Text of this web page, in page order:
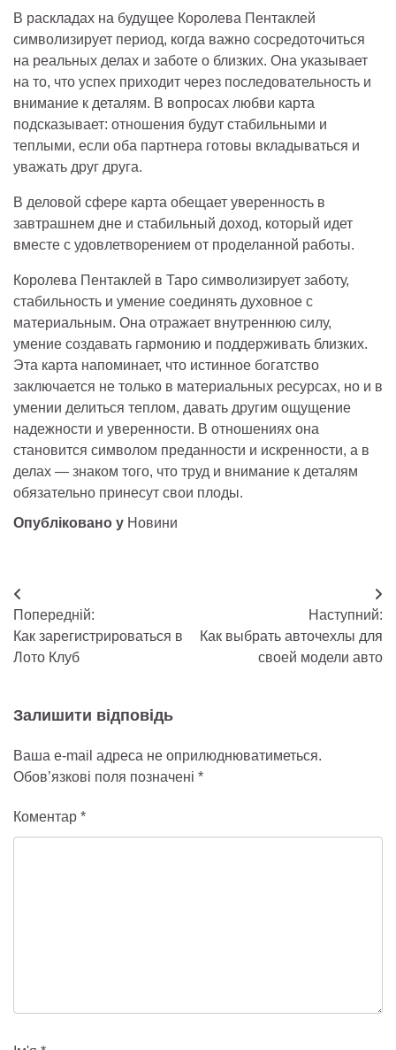
В раскладах на будущее Королева Пентаклей
символизирует период, когда важно сосредоточиться
на реальных делах и заботе о близких. Она указывает
на то, что успех приходит через последовательность и
внимание к деталям. В вопросах любви карта
подсказывает: отношения будут стабильными и
теплыми, если оба партнера готовы вкладываться и
уважать друг друга.
В деловой сфере карта обещает уверенность в
завтрашнем дне и стабильный доход, который идет
вместе с удовлетворением от проделанной работы.
Королева Пентаклей в Таро символизирует заботу,
стабильность и умение соединять духовное с
материальным. Она отражает внутреннюю силу,
умение создавать гармонию и поддерживать близких.
Эта карта напоминает, что истинное богатство
заключается не только в материальных ресурсах, но и в
умении делиться теплом, давать другим ощущение
надежности и уверенности. В отношениях она
становится символом преданности и искренности, а в
делах — знаком того, что труд и внимание к деталям
обязательно принесут свои плоды.
Опубліковано у Новини
Навігація
записів
Попередній:
Как зарегистрироваться в
Лото Клуб
Наступний:
Как выбрать авточехлы для
своей модели авто
Залишити відповідь
Ваша e-mail адреса не оприлюднюватиметься.
Обов’язкові поля позначені *
Коментар *